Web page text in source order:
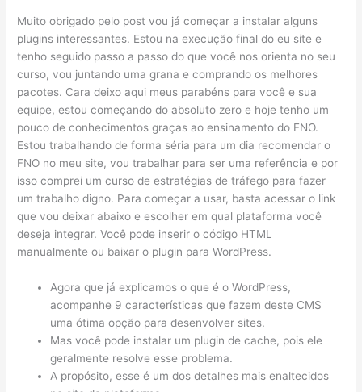
Muito obrigado pelo post vou já começar a instalar alguns
plugins interessantes. Estou na execução final do eu site e
tenho seguido passo a passo do que você nos orienta no seu
curso, vou juntando uma grana e comprando os melhores
pacotes. Cara deixo aqui meus parabéns para você e sua
equipe, estou começando do absoluto zero e hoje tenho um
pouco de conhecimentos graças ao ensinamento do FNO.
Estou trabalhando de forma séria para um dia recomendar o
FNO no meu site, vou trabalhar para ser uma referência e por
isso comprei um curso de estratégias de tráfego para fazer
um trabalho digno. Para começar a usar, basta acessar o link
que vou deixar abaixo e escolher em qual plataforma você
deseja integrar. Você pode inserir o código HTML
manualmente ou baixar o plugin para WordPress.
Agora que já explicamos o que é o WordPress,
acompanhe 9 características que fazem deste CMS
uma ótima opção para desenvolver sites.
Mas você pode instalar um plugin de cache, pois ele
geralmente resolve esse problema.
A propósito, esse é um dos detalhes mais enaltecidos